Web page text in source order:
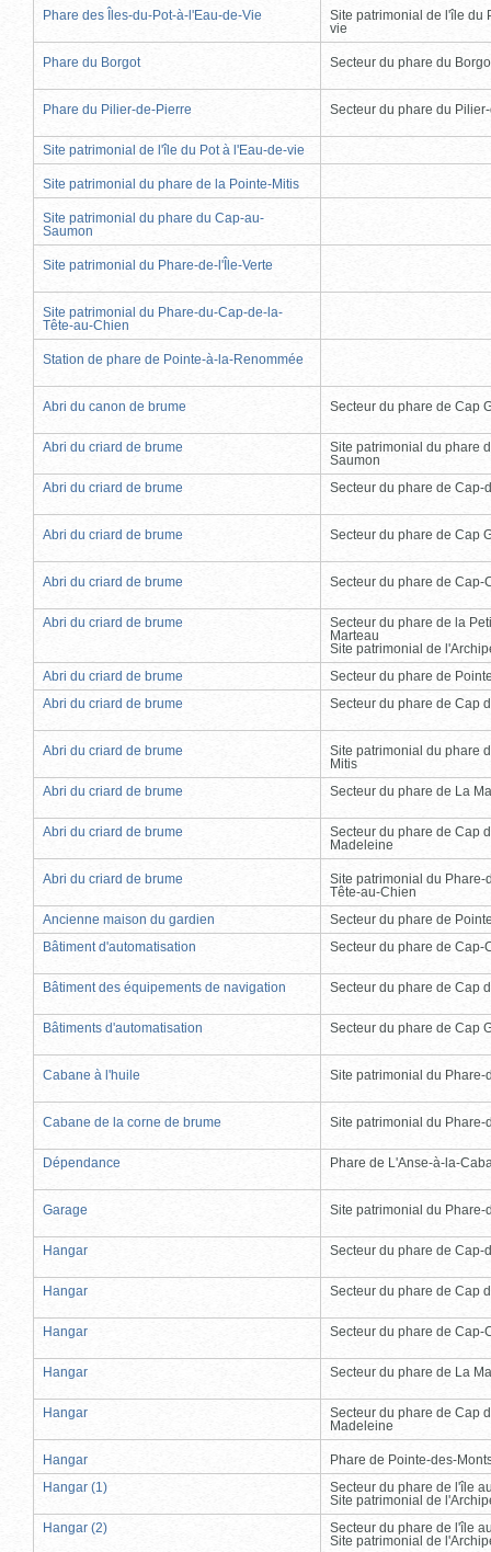
Phare des Îles-du-Pot-à-l'Eau-de-Vie
Site patrimonial de l'île du
vie
Phare du Borgot Secteur du phare du
Phare du Pilier-de-Pierre Secteur du phare du
Site patrimonial de l'île du Pot à l'Eau-de-vie
Site patrimonial du phare de la Pointe-Mitis
Site patrimonial du phare du Cap-au-
Saumon
Site patrimonial du Phare-de-l'Île-Verte
Site patrimonial du Phare-du-Cap-de-la-
Tête-au-Chien
Station de phare de Pointe-à-la-Renommée
Abri du canon de brume Secteur du phare de Cap
Abri du criard de brume
Site patrimonial du phare
Saumon
Abri du criard de brume
Secteur du phare de Cap-
Abri du criard de brume Secteur du phare de Cap
Abri du criard de brume Secteur du phare de Cap-
Abri du criard de brume
Secteur du phare de la
Marteau
Site patrimonial de
Abri du criard de brume
Secteur du phare de
Abri du criard de brume
Secteur du phare de Cap
Abri du criard de brume
Site patrimonial du phare
Mitis
Abri du criard de brume
Secteur du phare de La
Abri du criard de brume
Secteur du phare de Cap
Madeleine
Abri du criard de brume
Site patrimonial du Phare-
Tête-au-Chien
Ancienne maison du gardien
Secteur du phare de
Bâtiment d'automatisation
Secteur du phare de Cap-
Bâtiment des équipements de navigation Secteur du phare de Cap
Bâtiments d'automatisation Secteur du phare de Cap
Cabane à l'huile Site patrimonial du Phare-
Cabane de la corne de brume Site patrimonial du Phare-
Dépendance Phare de L'Anse-à-la-
Garage Site patrimonial du Phare-
Hangar Secteur du phare de Cap-
Hangar Secteur du phare de Cap
Hangar Secteur du phare de Cap-
Hangar Secteur du phare de La
Hangar
Secteur du phare de Cap
Madeleine
Hangar
Phare de Pointe-des-
Hangar (1)
Secteur du phare de l'île
Site patrimonial de
Hangar (2)
Secteur du phare de l'île
Site patrimonial de